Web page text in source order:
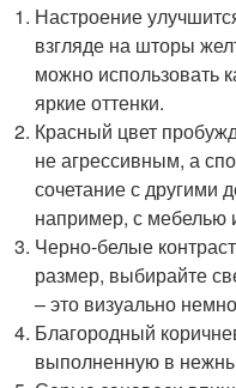
Настроение
взгляде на шторы
можно использовать
яркие оттенки.
Красный цвет
не агрессивным, а
сочетание с другими
например, с мебелью
Черно-белые
размер, выбирайте
– это визуально
Благородный
выполненную в